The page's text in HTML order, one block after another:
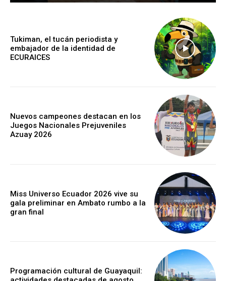
Tukiman, el tucán periodista y
embajador de la identidad de
ECURAICES
Nuevos campeones destacan en los
Juegos Nacionales Prejuveniles
Azuay 2026
Miss Universo Ecuador 2026 vive su
gala preliminar en Ambato rumbo a la
gran final
Programación cultural de Guayaquil: